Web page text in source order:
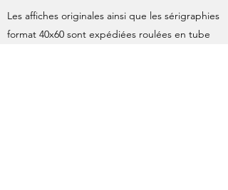
Les affiches originales ainsi que les sérigraphies
format 40x60 sont expédiées roulées en tube